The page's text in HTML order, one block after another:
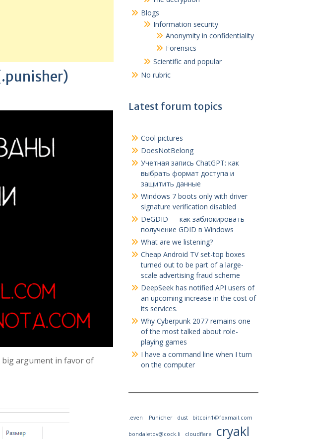
argument in favor of
Blogs
Information security
Anonymity in confidentiality
Forensics
Scientific and popular
No rubric
Latest forum topics
Cool pictures
DoesNotBelong
Учетная запись ChatGPT: как
выбрать формат доступа и
защитить данные
Windows 7 boots only with driver
signature verification disabled
DeGDID — как заблокировать
получение GDID в Windows
What are we listening?
Cheap Android TV set-top boxes
turned out to be part of a large-
scale advertising fraud scheme
DeepSeek has notified API users of
an upcoming increase in the cost of
its services.
Why Cyberpunk 2077 remains one
of the most talked about role-
playing games
I have a command line when I turn
on the computer
.even .Punicher dust bitcoin1@foxmail.com
bondaletov@cock.li cloudflare cryakl